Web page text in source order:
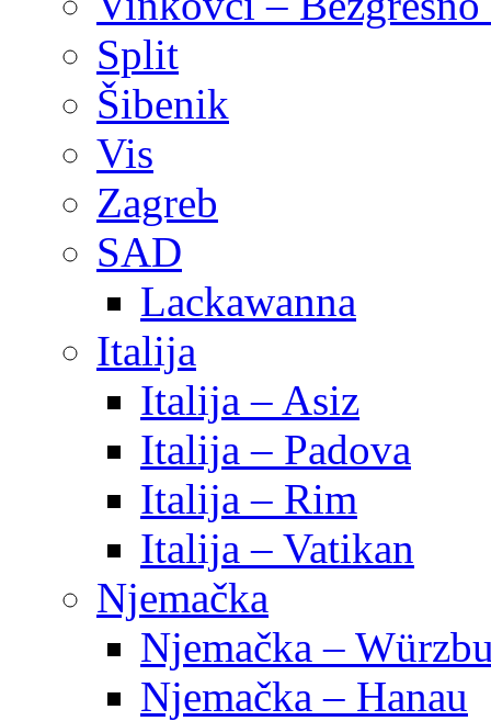
Split
Šibenik
Vis
Zagreb
SAD
Lackawanna
Italija
Italija – Asiz
Italija – Padova
Italija – Rim
Italija – Vatikan
Njemačka
Njemačka –
Njemačka – Hanau